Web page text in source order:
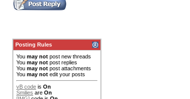
Posting Rules
You may not post new threads
You may not post replies
You may not post attachments
You may not edit your posts
vB code is On
Smilies are On